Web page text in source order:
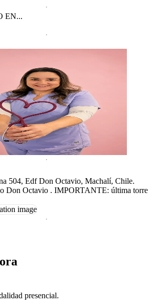
presencial.
EN...
504, Edf Don Octavio, Machalí, Chile.
Don Octavio . IMPORTANTE: última torre